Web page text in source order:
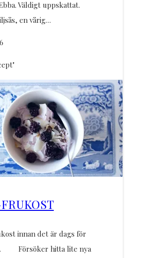
Väldigt uppskattat.
en vårig…
innan det är dags för
Försöker hitta lite nya